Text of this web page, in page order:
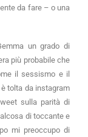
da fare – o una
un grado di
più probabile che
il sessismo e il
tolta da instagram
sulla parità di
di toccante e
mi preoccupo di